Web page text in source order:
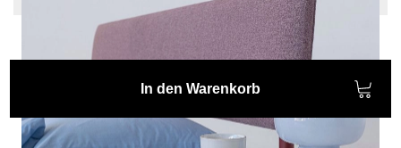
In den Warenkorb